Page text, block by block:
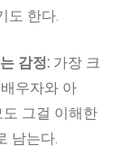
도 한다.
감정: 가장 크
우자와 아
그걸 이해한
남는다.